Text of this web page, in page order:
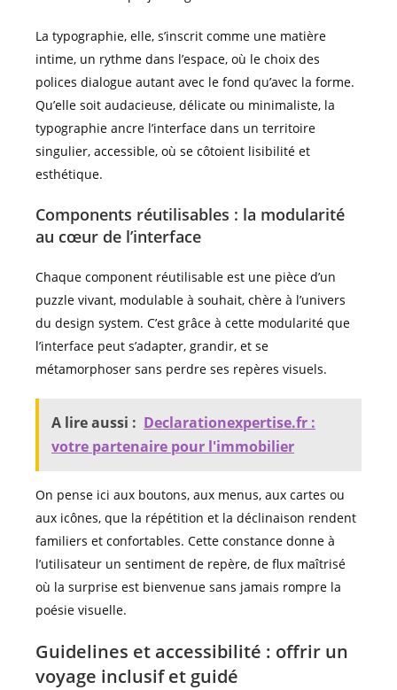
La typographie, elle, s’inscrit comme une matière
intime, un rythme dans l’espace, où le choix des
polices dialogue autant avec le fond qu’avec la forme.
Qu’elle soit audacieuse, délicate ou minimaliste, la
typographie ancre l’interface dans un territoire
singulier, accessible, où se côtoient lisibilité et
esthétique.
Components réutilisables : la modularité
au cœur de l’interface
Chaque component réutilisable est une pièce d’un
puzzle vivant, modulable à souhait, chère à l’univers
du design system. C’est grâce à cette modularité que
l’interface peut s’adapter, grandir, et se
métamorphoser sans perdre ses repères visuels.
A lire aussi : Declarationexpertise.fr :
votre partenaire pour l'immobilier
On pense ici aux boutons, aux menus, aux cartes ou
aux icônes, que la répétition et la déclinaison rendent
familiers et confortables. Cette constance donne à
l’utilisateur un sentiment de repère, de flux maîtrisé
où la surprise est bienvenue sans jamais rompre la
poésie visuelle.
Guidelines et accessibilité : offrir un
voyage inclusif et guidé